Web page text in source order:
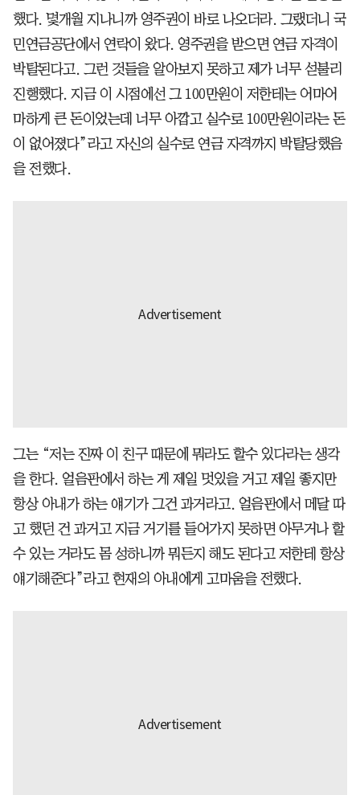
했다. 몇개월 지나니까 영주권이 바로 나오더라. 그랬더니 국
민연금공단에서 연락이 왔다. 영주권을 받으면 연금 자격이
박탈된다고. 그런 것들을 알아보지 못하고 제가 너무 섣불리
진행했다. 지금 이 시점에선 그 100만원이 저한테는 어마어
마하게 큰 돈이었는데 너무 아깝고 실수로 100만원이라는 돈
이 없어졌다”라고 자신의 실수로 연금 자격까지 박탈당했음
을 전했다.
그는 “저는 진짜 이 친구 때문에 뭐라도 할수 있다라는 생각
을 한다. 얼음판에서 하는 게 제일 멋있을 거고 제일 좋지만
항상 아내가 하는 얘기가 그건 과거라고. 얼음판에서 메달 따
고 했던 건 과거고 지금 거기를 들어가지 못하면 아무거나 할
수 있는 거라도 몸 성하니까 뭐든지 해도 된다고 저한테 항상
얘기해준다”라고 현재의 아내에게 고마움을 전했다.